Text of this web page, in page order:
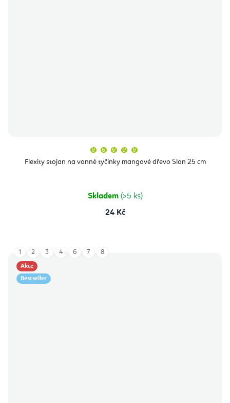
Flexity stojan na vonné tyčinky mangové dřevo Slon 25 cm
produktu
je
hvězdiček.
Skladem (>5 ks)
24 Kč
Akce
Bestseller
1 2 3 4 6 7 8